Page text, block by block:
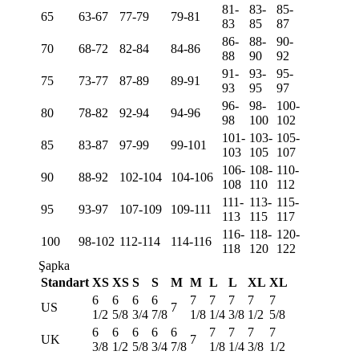
65 63-67 77-79 79-81
81-
83
83-
85
85-
87
70
68-72 82-84 84-86
86-
88
88-
90
90-
92
75
73-77 87-89 89-91
91-
93
93-
95
95-
97
80
78-82 92-94 94-96
96-
98
98-
100
100-
102
85
83-87 97-99 99-101
101-
103
103-
105
105-
107
90
88-92 102-104 104-106
106-
108
108-
110
110-
112
95
93-97 107-109 109-111
111-
113
113-
115
115-
117
100
98-102 112-114 114-116
116-
118
118-
120
120-
122
Şapka
Standart XS XS S S M M L L XL XL
US
6
1/2
6
5/8
6
3/4
6
7/8
7
7
1/8
7
1/4
7
3/8
7
1/2
7
5/8
UK
6
3/8
6
1/2
6
5/8
6
3/4
6
7/8
7
7
1/8
7
1/4
7
3/8
7
1/2